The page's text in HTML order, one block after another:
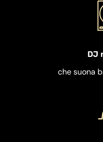
DJ
che suona